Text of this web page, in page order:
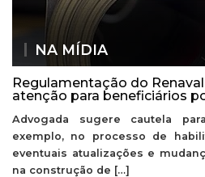
NA MÍDIA
Regulamentação do
atenção para beneficiários
Advogada sugere cautela
exemplo, no processo de
eventuais atualizações e
na construção de […]